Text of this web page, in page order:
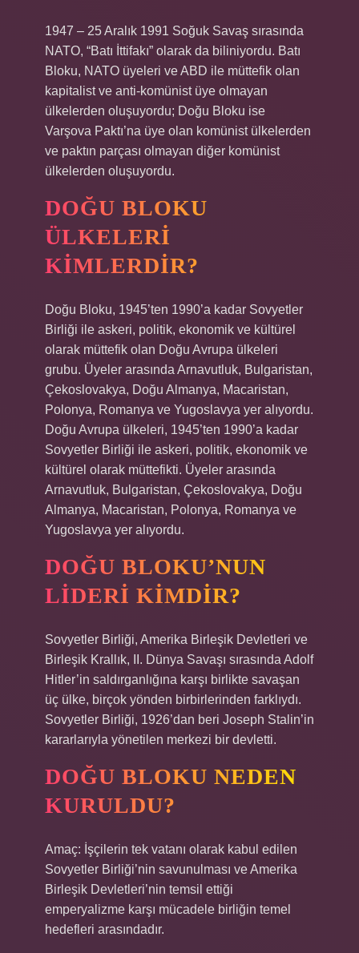
1947 – 25 Aralık 1991 Soğuk Savaş sırasında
NATO, “Batı İttifakı” olarak da biliniyordu. Batı
Bloku, NATO üyeleri ve ABD ile müttefik olan
kapitalist ve anti-komünist üye olmayan
ülkelerden oluşuyordu; Doğu Bloku ise
Varşova Paktı’na üye olan komünist ülkelerden
ve paktın parçası olmayan diğer komünist
ülkelerden oluşuyordu.
DOĞU BLOKU
ÜLKELERI
KIMLERDIR?
Doğu Bloku, 1945’ten 1990’a kadar Sovyetler
Birliği ile askeri, politik, ekonomik ve kültürel
olarak müttefik olan Doğu Avrupa ülkeleri
grubu. Üyeler arasında Arnavutluk, Bulgaristan,
Çekoslovakya, Doğu Almanya, Macaristan,
Polonya, Romanya ve Yugoslavya yer alıyordu.
Doğu Avrupa ülkeleri, 1945’ten 1990’a kadar
Sovyetler Birliği ile askeri, politik, ekonomik ve
kültürel olarak müttefikti. Üyeler arasında
Arnavutluk, Bulgaristan, Çekoslovakya, Doğu
Almanya, Macaristan, Polonya, Romanya ve
Yugoslavya yer alıyordu.
DOĞU BLOKU’NUN
LIDERI KIMDIR?
Sovyetler Birliği, Amerika Birleşik Devletleri ve
Birleşik Krallık, II. Dünya Savaşı sırasında Adolf
Hitler’in saldırganlığına karşı birlikte savaşan
üç ülke, birçok yönden birbirlerinden farklıydı.
Sovyetler Birliği, 1926’dan beri Joseph Stalin’in
kararlarıyla yönetilen merkezi bir devletti.
DOĞU BLOKU NEDEN
KURULDU?
Amaç: İşçilerin tek vatanı olarak kabul edilen
Sovyetler Birliği’nin savunulması ve Amerika
Birleşik Devletleri’nin temsil ettiği
emperyalizme karşı mücadele birliğin temel
hedefleri arasındadır.